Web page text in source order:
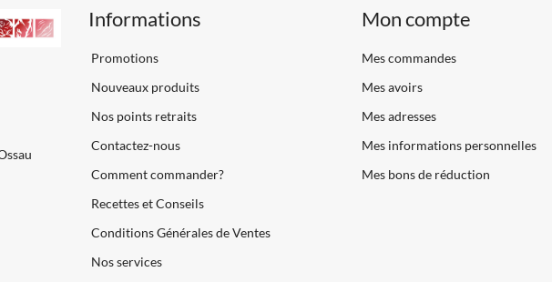
Informations
Promotions
Nouveaux produits
Nos points retraits
Contactez-nous
Comment commander?
Recettes et Conseils
Conditions Générales de Ventes
Nos services
Mon compte
Mes commandes
Mes avoirs
Mes adresses
Mes informations personnelles
Mes bons de réduction